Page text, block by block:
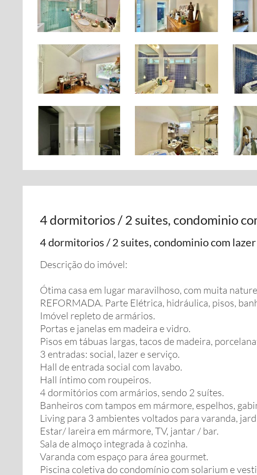
4 dormitorios / 2 suites, condominio
4 dormitorios / 2 suites, condominio com
Descrição do imóvel:
Ótima casa em lugar maravilhoso, com muita
REFORMADA. Parte Elétrica, hidráulica, pisos,
Imóvel repleto de armários.
Portas e janelas em madeira e vidro.
Pisos em tábuas largas, tacos de madeira,
3 entradas: social, lazer e serviço.
Hall de entrada social com lavabo.
Hall íntimo com roupeiros.
4 dormitórios com armários, sendo 2 suítes.
Banheiros com tampos em mármore, espelhos,
Living para 3 ambientes voltados para varanda,
Estar/ lareira em mármore, TV, jantar / bar.
Sala de almoço integrada à cozinha.
Varanda com espaço para área gourmet.
Piscina coletiva do condomínio com solarium e